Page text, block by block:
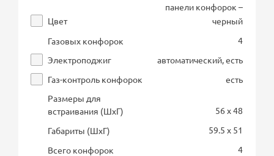
Цвет
панели конфорок –
черный
Газовых конфорок
4
Электроподжиг
автоматический, есть
Газ-контроль конфорок
есть
Размеры для
встраивания (ШхГ)
56 x 48
Габариты (ШхГ)
59.5 x 51
Всего конфорок
4